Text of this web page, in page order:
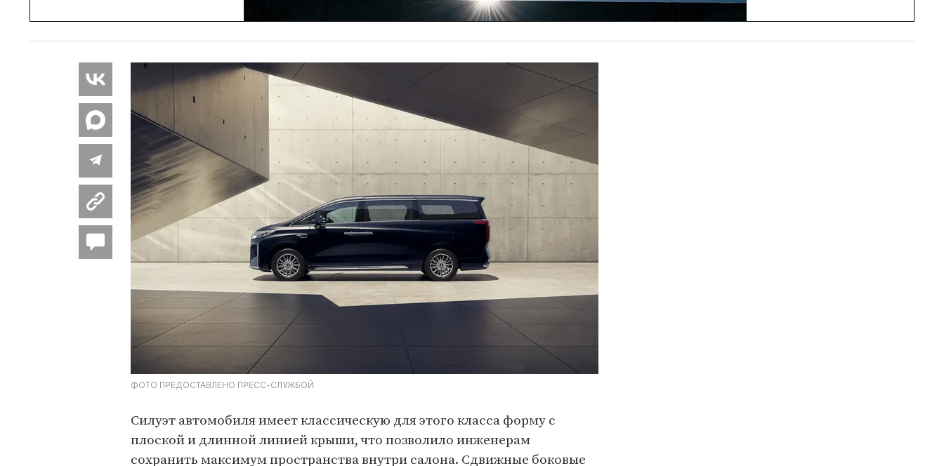
ФОТО ПРЕДОСТАВЛЕНО ПРЕСС-СЛУЖБОЙ
Силуэт автомобиля имеет классическую для этого класса форму с
плоской и длинной линией крыши, что позволило инженерам
сохранить максимум пространства внутри салона. Сдвижные боковые